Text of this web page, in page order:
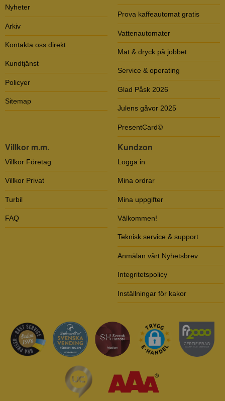
Nyheter
Arkiv
Kontakta oss direkt
Kundtjänst
Policyer
Sitemap
Prova kaffeautomat gratis
Vattenautomater
Mat & dryck på jobbet
Service & operating
Glad Påsk 2026
Julens gåvor 2025
PresentCard©
Villkor m.m.
Villkor Företag
Villkor Privat
Turbil
FAQ
Kundzon
Logga in
Mina ordrar
Mina uppgifter
Välkommen!
Teknisk service & support
Anmälan vårt Nyhetsbrev
Integritetspolicy
Inställningar för kakor